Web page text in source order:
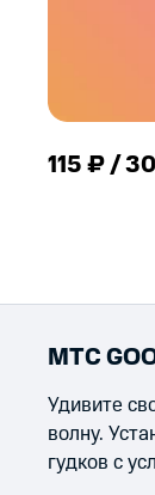
115 ₽ /
МТС
Удивите
волну.
гудков с